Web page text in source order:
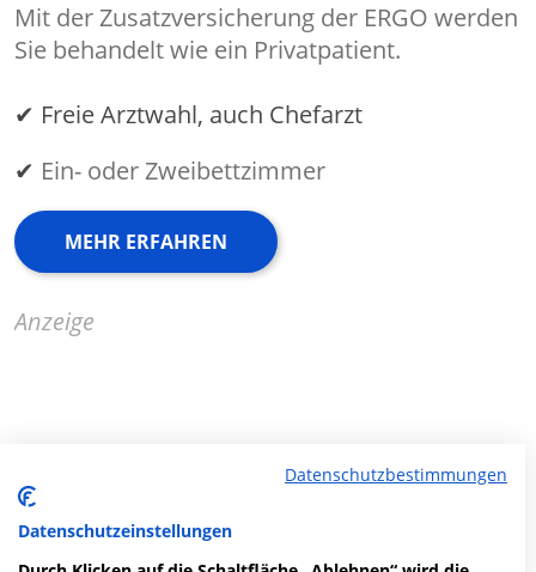
Mit der Zusatzversicherung der ERGO werden
Sie behandelt wie ein Privatpatient.
✔ Freie Arztwahl, auch Chefarzt
✔ Ein- oder Zweibettzimmer
MEHR ERFAHREN
Anzeige
Fachabteilung suchen:
Datenschutzbestimmungen
Datenschutzeinstellungen